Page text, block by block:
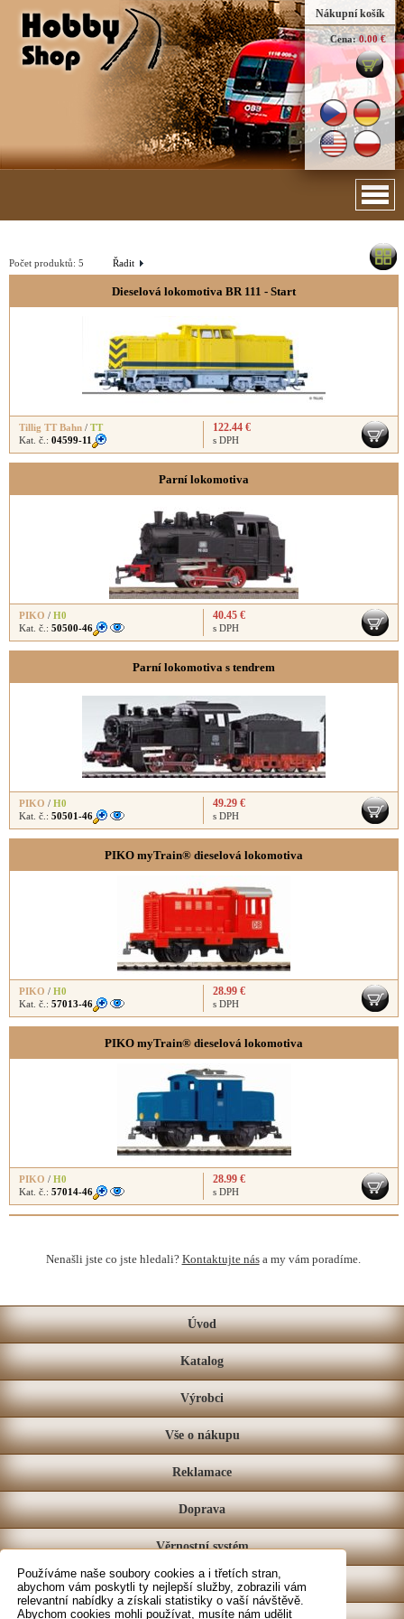
Používáme naše soubory cookies a i třetích stran,
abychom vám poskytli ty nejlepší služby, zobrazili vám
relevantní nabídky a získali statistiky o vaší návštěvě.
Abychom cookies mohli používat, musíte nám udělit
Nákupní košík
Cena: 0.00 €
Řadit
Počet produktů: 5
Dieselová lokomotiva BR 111 - Start
Tillig TT Bahn / TT
Kat. č.: 04599-11
122.44 €
s DPH
Parní lokomotiva
PIKO / H0
Kat. č.: 50500-46
40.45 €
s DPH
Parní lokomotiva s tendrem
PIKO / H0
Kat. č.: 50501-46
49.29 €
s DPH
PIKO myTrain® dieselová lokomotiva
PIKO / H0
Kat. č.: 57013-46
28.99 €
s DPH
PIKO myTrain® dieselová lokomotiva
PIKO / H0
Kat. č.: 57014-46
28.99 €
s DPH
Nenašli jste co jste hledali? Kontaktujte nása my vám poradíme.
Úvod
Katalog
Výrobci
Vše o nákupu
Reklamace
Doprava
Věrnostní systém
Prodejna